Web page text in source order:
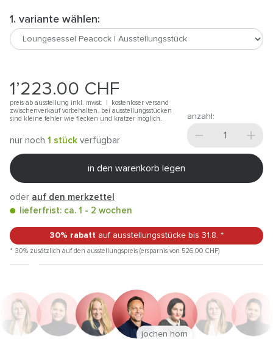
1. variante wählen:
1’223.00 CHF
preis ab ausstellung inkl. mwst. |
kostenloser versand
zwischenverkauf vorbehalten. bei ausstellungsstücken
sind kleine fehler wie flecken und kratzer möglich.
nur noch 1 stück verfügbar
anzahl:
in den warenkorb legen
oder auf den merkzettel
lieferfrist: ca. 1 - 2 wochen
30% rabatt auf ausstellungsstücke bis 31.8. *
* 30% zusätzlich auf den ausstellungspreis (ersparnis von 526.00 CHF)
jochen horn